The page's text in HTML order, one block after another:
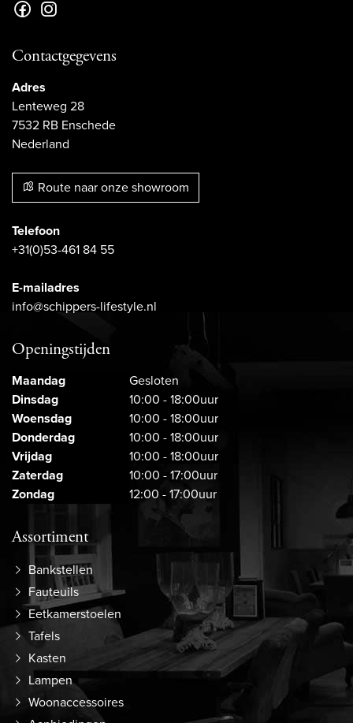
Contactgegevens
Adres
Lenteweg 28
7532 RB Enschede
Nederland
Route naar onze showroom
Telefoon
+31(0)53-461 84 55
E-mailadres
info@schippers-lifestyle.nl
Openingstijden
Maandag
Gesloten
Dinsdag
10:00 - 18:00uur
Woensdag
10:00 - 18:00uur
Donderdag
10:00 - 18:00uur
Vrijdag
10:00 - 18:00uur
Zaterdag
10:00 - 17:00uur
Zondag
12:00 - 17:00uur
Assortiment
Bankstellen
Fauteuils
Eetkamerstoelen
Tafels
Kasten
Lampen
Woonaccessoires